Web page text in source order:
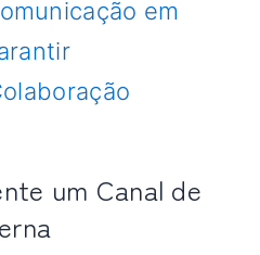
em
um Canal de